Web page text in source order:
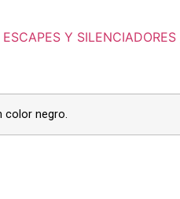
ESCAPES Y SILENCIADORES
color negro.